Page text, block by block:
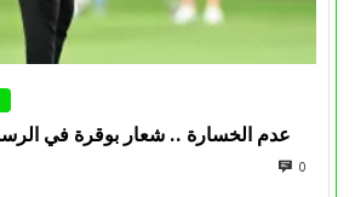
عدم الخسارة .. شعار بوقرة في
0